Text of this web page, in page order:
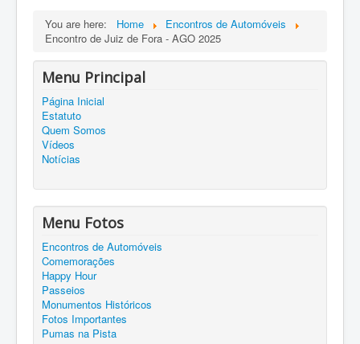
You are here: Home
Encontros de Automóveis
Encontro de Juiz de Fora - AGO 2025
Menu Principal
Página Inicial
Estatuto
Quem Somos
Vídeos
Notícias
Menu Fotos
Encontros de Automóveis
Comemorações
Happy Hour
Passeios
Monumentos Históricos
Fotos Importantes
Pumas na Pista